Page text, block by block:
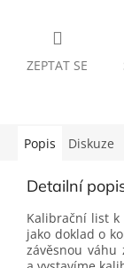
ZEPTAT SE
Popis Diskuze
Detailní
Kalibrační list k
jako doklad o
závěsnou váhu